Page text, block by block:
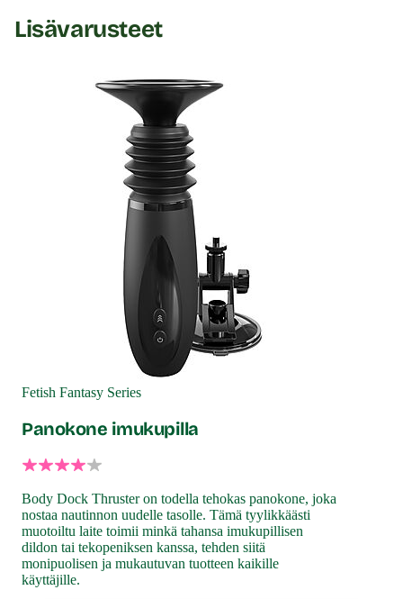
Lisävarusteet
Fetish Fantasy Series
Panokone imukupilla
Body Dock Thruster on todella tehokas panokone, joka
nostaa nautinnon uudelle tasolle. Tämä tyylikkäästi
muotoiltu laite toimii minkä tahansa imukupillisen
dildon tai tekopeniksen kanssa, tehden siitä
monipuolisen ja mukautuvan tuotteen kaikille
käyttäjille.